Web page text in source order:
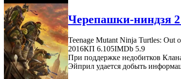
Черепашки-ниндзя 2
Teenage Mutant Ninja Turtles: Out
2016КП 6.105IMDb 5.9
При поддержке недобитков
Эйприл удается добыть